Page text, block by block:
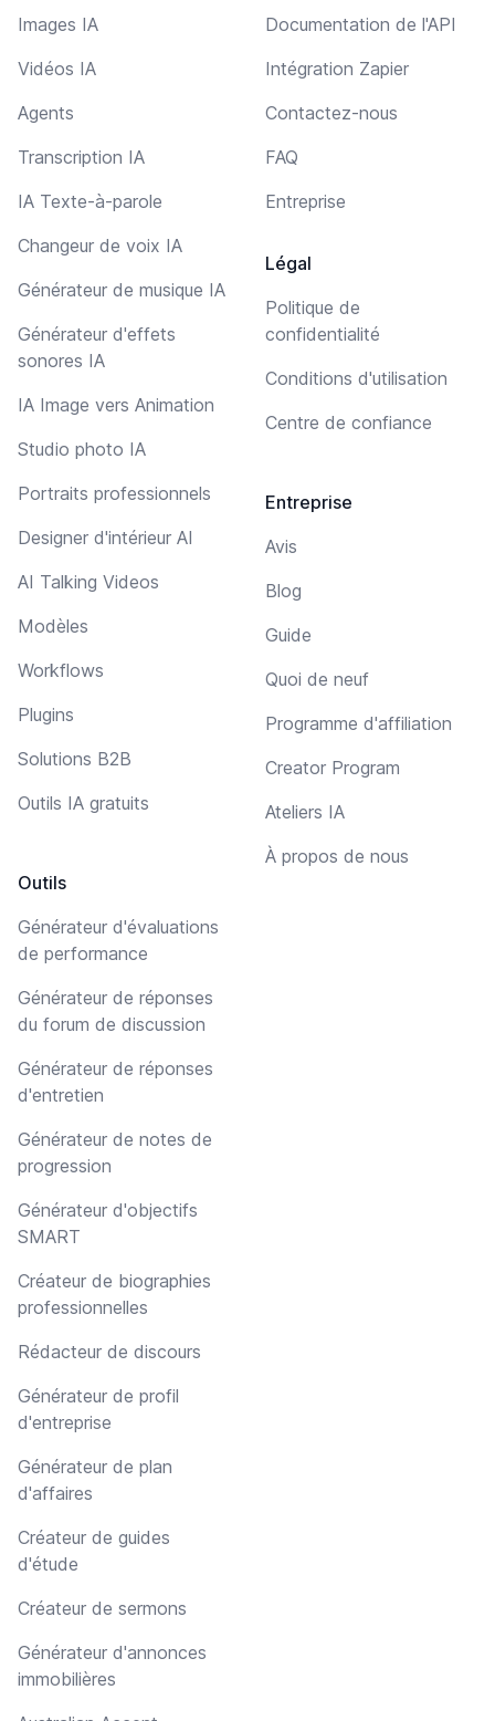
Images IA
Vidéos IA
Agents
Transcription IA
IA Texte-à-parole
Changeur de voix IA
Générateur de musique IA
Générateur d'effets
sonores IA
IA Image vers Animation
Studio photo IA
Portraits professionnels
Designer d'intérieur AI
AI Talking Videos
Modèles
Workflows
Plugins
Solutions B2B
Outils IA gratuits
Outils
Générateur d'évaluations
de performance
Générateur de réponses
du forum de discussion
Générateur de réponses
d'entretien
Générateur de notes de
progression
Générateur d'objectifs
SMART
Créateur de biographies
professionnelles
Rédacteur de discours
Générateur de profil
d'entreprise
Générateur de plan
d'affaires
Créateur de guides
d'étude
Créateur de sermons
Générateur d'annonces
immobilières
Documentation de l'API
Intégration Zapier
Contactez-nous
FAQ
Entreprise
Légal
Politique de
confidentialité
Conditions d'utilisation
Centre de confiance
Entreprise
Avis
Blog
Guide
Quoi de neuf
Programme d'affiliation
Creator Program
Ateliers IA
À propos de nous